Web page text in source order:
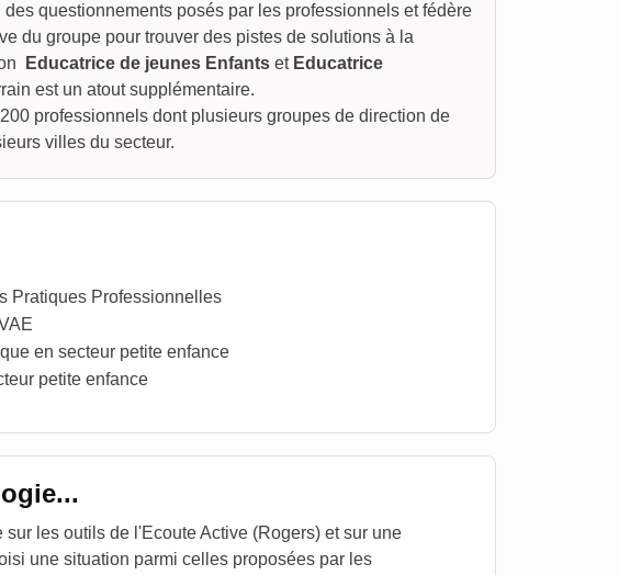
questionnements posés par les professionnels et fédère
du groupe pour trouver des pistes de solutions à la
Educatrice de jeunes Enfants et Educatrice
est un atout supplémentaire.
professionnels dont plusieurs groupes de direction de
villes du secteur.
Pratiques Professionnelles
en secteur petite enfance
petite enfance
les outils de l'Ecoute Active (Rogers) et sur une
une situation parmi celles proposées par les